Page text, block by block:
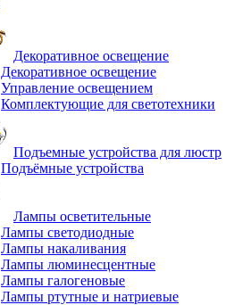
Декоративное освещение
Декоративное освещение
Управление освещением
Комплектующие для светотехники
Подъемные устройства для люстр
Подъёмные устройства
Лампы осветительные
Лампы светодиодные
Лампы накаливания
Лампы люминесцентные
Лампы галогеновые
Лампы ртутные и натриевые